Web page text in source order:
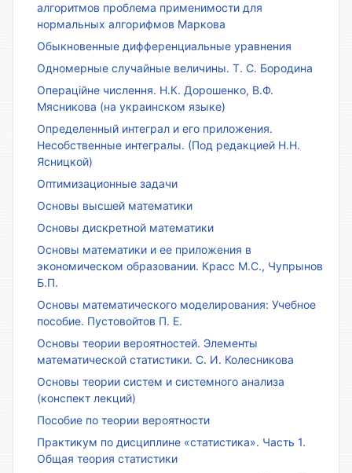
алгоритмов проблема применимости для
нормальных алгорифмов Маркова
Обыкновенные дифференциальные уравнения
Одномерные случайные величины. Т. С. Бородина
Операційне числення. Н.К. Дорошенко, В.Ф.
Мясникова (на украинском языке)
Определенный интеграл и его приложения.
Несобственные интегралы. (Под редакцией Н.Н.
Ясницкой)
Оптимизационные задачи
Основы высшей математики
Основы дискретной математики
Основы математики и ее приложения в
экономическом образовании. Красс М.С., Чупрынов
Б.П.
Основы математического моделирования: Учебное
пособие. Пустовойтов П. Е.
Основы теории вероятностей. Элементы
математической статистики. С. И. Колесникова
Основы теории систем и системного анализа
(конспект лекций)
Пособие по теории вероятности
Практикум по дисциплине «статистика». Часть 1.
Общая теория статистики